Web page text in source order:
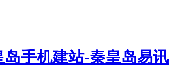
手机建站-秦皇岛易讯